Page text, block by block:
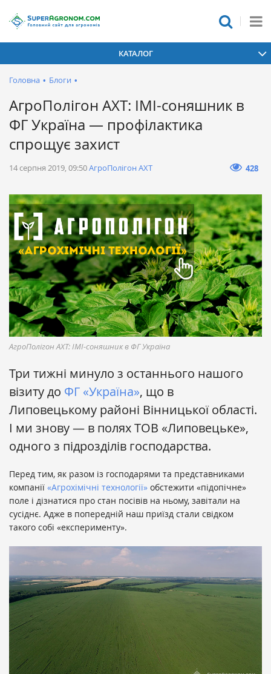
КАТАЛОГ
Головна • Блоги •
АгроПолігон АХТ: ІМІ-соняшник в
ФГ Україна — профілактика
спрощує захист
14 серпня 2019, 09:50АгроПолігон АХТ 428
АгроПолігон АХТ: ІМІ-соняшник в ФГ Україна
Три тижні минуло з останнього нашого
візиту до ФГ «Україна», що в
Липовецькому районі Вінницької області.
І ми знову — в полях ТОВ «Липовецьке»,
одного з підрозділів господарства.
Перед тим, як разом із господарями та представниками
компанії «Агрохімічні технології» обстежити «підопічне»
поле і дізнатися про стан посівів на ньому, завітали на
сусіднє. Адже в попередній наш приїзд стали свідком
такого собі «експерименту».